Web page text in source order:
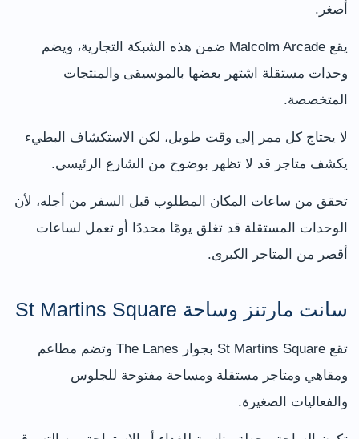
أصغر.
يقع Malcolm Arcade ضمن هذه الشبكة التجارية، ويضم
وحدات مستقلة اشتهر بعضها بالموسيقى والمنتجات
المتخصصة.
لا يحتاج كل ممر إلى وقت طويل، لكن الاستكشاف البطيء
يكشف متاجر قد لا تظهر بوضوح من الشارع الرئيسي.
تحقق من ساعات المكان المطلوب قبل السفر من أجله، لأن
الوحدات المستقلة قد تغلق يومًا محددًا أو تعمل لساعات
أقصر من المتاجر الكبرى.
سانت مارتنز وساحة St Martins Square
تقع St Martins Square بجوار The Lanes وتضم مطاعم
ومقاهي ومتاجر مستقلة ومساحة مفتوحة للجلوس
والفعاليات الصغيرة.